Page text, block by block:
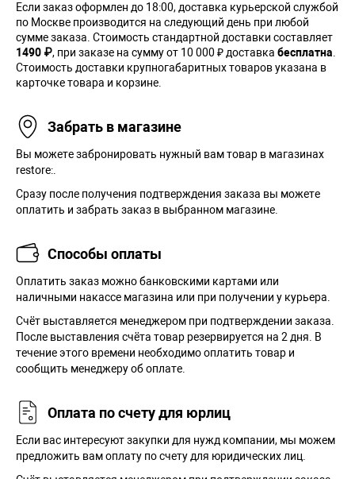
Если заказ оформлен до 18:00, доставка курьерской службой
по Москве производится на следующий день при любой
сумме заказа. Cтоимость стандартной доставки составляет
1490 ₽, при заказе на сумму от 10 000 ₽ доставка бесплатна
Стоимость доставки крупногабаритных товаров указана в
карточке товара и корзине.
Забрать в магазине
Вы можете забронировать нужный вам товар в магазинах
restore:.
Сразу после получения подтверждения заказа вы можете
оплатить и забрать заказ в выбранном магазине.
Способы оплаты
Оплатить заказ можно банковскими картами или
наличными накассе магазина или при получении у курьера.
Cчёт выставляется менеджером при подтверждении заказа.
После выставления счёта товар резервируется на 2 дня. В
течение этого времени необходимо оплатить товар и
сообщить менеджеру об оплате.
Оплата по счету для юрлиц
Если вас интересуют закупки для нужд компании, мы можем
предложить вам оплату по счету для юридических лиц.